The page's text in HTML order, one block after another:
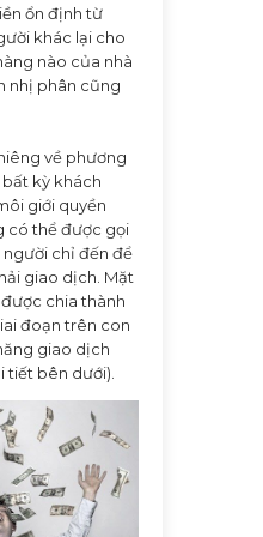
ổn định từ
khác lại cho
nào của nhà
nhị phân cũng
về phương
bất kỳ khách
giới quyền
có thể được gọi
chỉ đến để
giao dịch. Mặt
chia thành
đoạn trên con
giao dịch
tiết bên dưới).